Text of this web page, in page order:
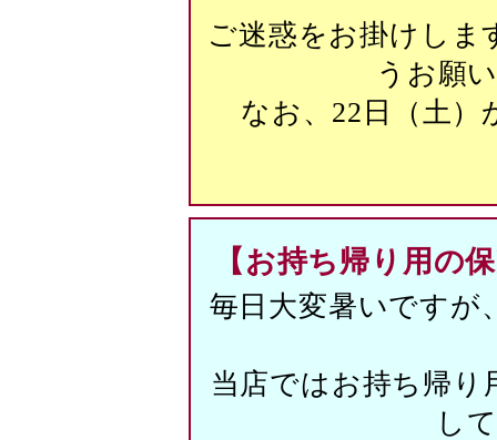
ご迷惑をお掛けしま
うお願
なお、22日（土
【お持ち帰り用の
毎日大変暑いですが
当店ではお持ち帰り
し